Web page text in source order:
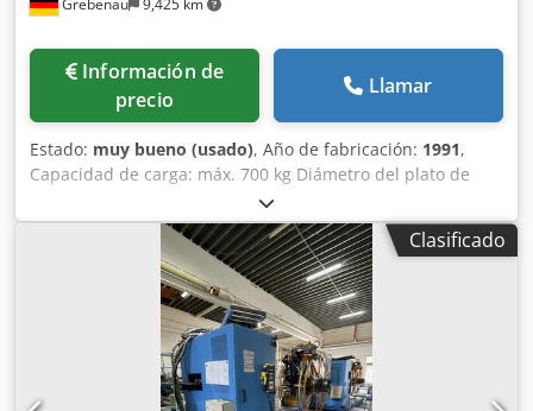
Grebenau 9,425 km
Información de
precio
Llamar
Estado: muy bueno (usado), Año de fabricación: 1991,
Capacidad de carga: máx. 700 kg Diámetro del plato de
bobina: 1.000 mm Diámetro exterior del carrete: máx.
1.400 mm Codpfxjuugi Es Ah Asha Diámetro interior del
carrete: 260 - 710 mm Ancho del carrete: máx. 120 mm
Clasificado